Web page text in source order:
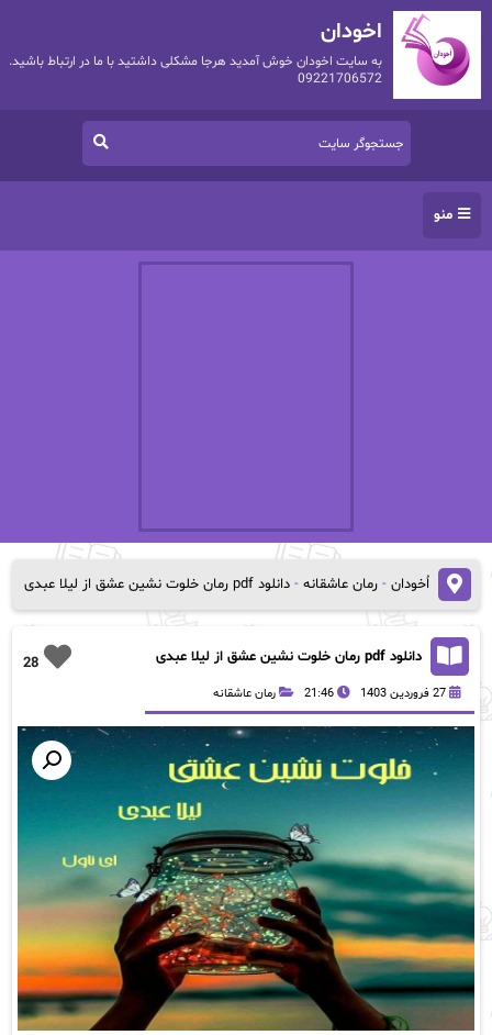
اخودان
به سایت اخودان خوش آمدید هرجا مشکلی داشتید با ما در ارتباط باشید.
09221706572
منو
اُخودان- رمان عاشقانه- دانلود pdf رمان خلوت نشین عشق از لیلا عبدی
28 دانلود pdf رمان خلوت نشین عشق از لیلا عبدی
27 فروردین 1403 21:46 رمان عاشقانه